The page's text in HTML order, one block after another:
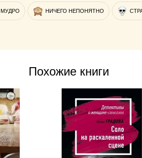
МУДРО НИЧЕГО НЕПОНЯТНО
Похожие книги